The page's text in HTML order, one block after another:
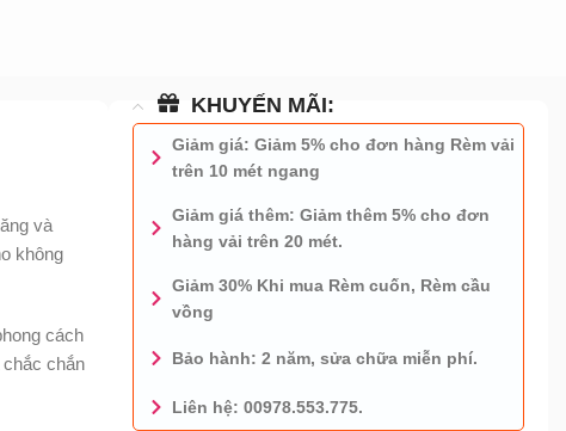
và
không
cách
chắc chắn
KHUYẾN MÃI:
Giảm giá: Giảm 5% cho đơn hàng Rèm vải
trên 10 mét ngang
Giảm giá thêm: Giảm thêm 5% cho đơn
hàng vải trên 20 mét.
Giảm 30% Khi mua Rèm cuốn, Rèm cầu
vồng
Bảo hành: 2 năm, sửa chữa miễn phí.
Liên hệ: 00978.553.775.